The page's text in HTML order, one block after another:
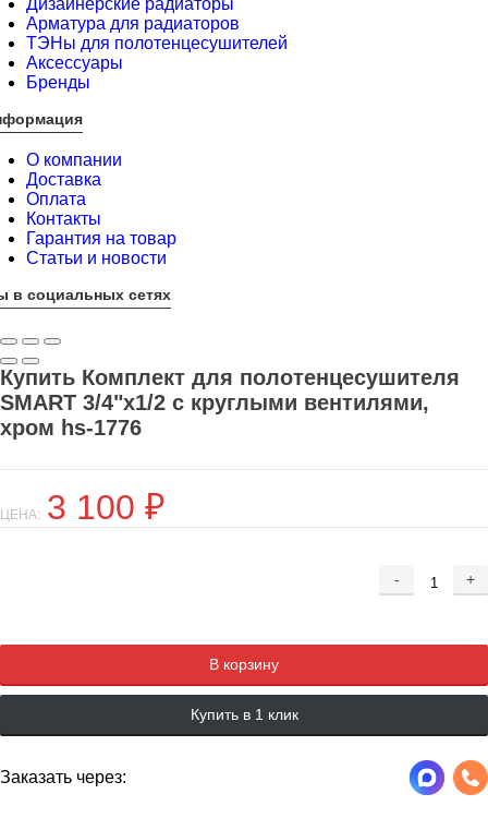
Дизайнерские радиаторы
Арматура для радиаторов
ТЭНы для полотенцесушителей
Аксессуары
Бренды
О компании
Доставка
Оплата
Контакты
Гарантия на товар
Статьи и новости
в социальных сетях
Купить Комплект для полотенцесушителя
SMART 3/4"х1/2 с круглыми вентилями,
хром hs-1776
ЦЕНА: 3 100 ₽
- +
В корзину
Купить в 1 клик
Заказать через: